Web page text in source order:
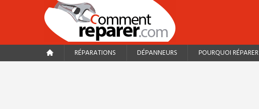
RÉPARATIONS DÉPANNEURS POURQUOI RÉPARER